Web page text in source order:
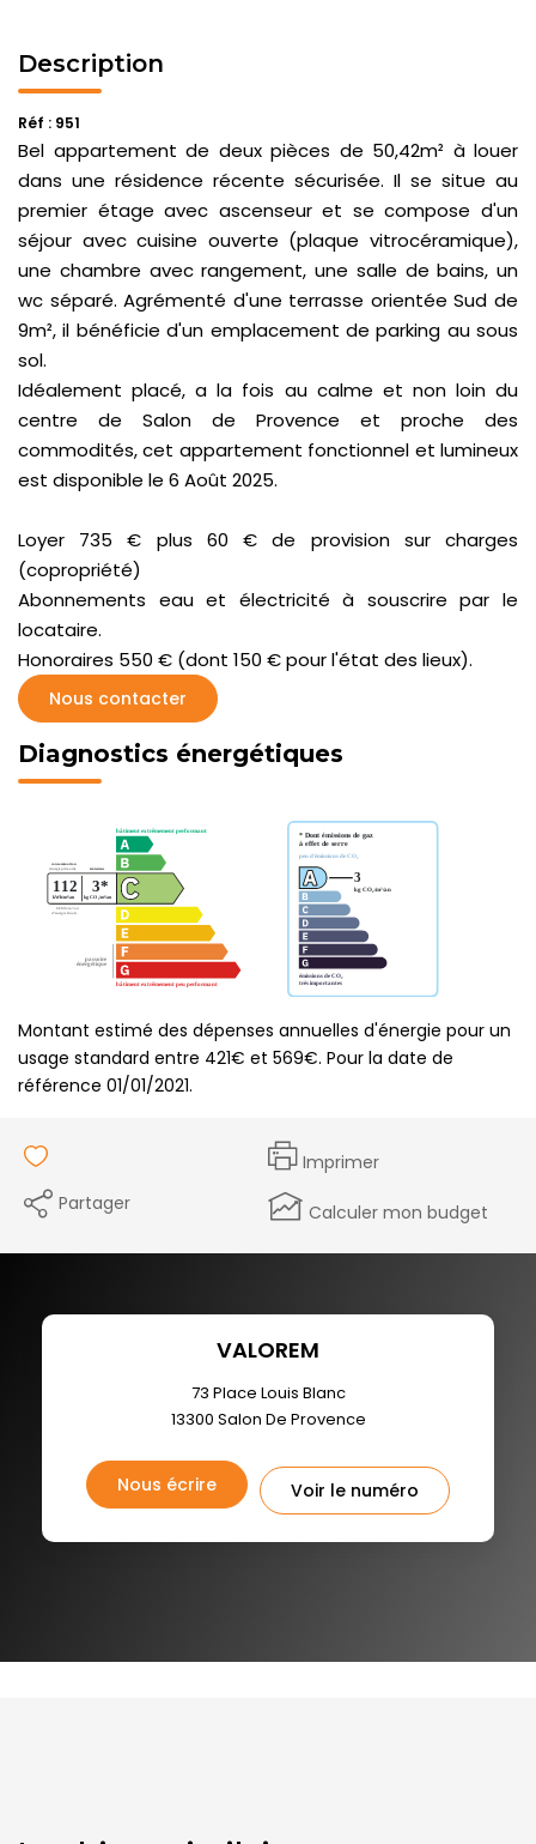
Description
Réf : 951
Bel appartement de deux pièces de 50,42m² à louer
dans une résidence récente sécurisée. Il se situe au
premier étage avec ascenseur et se compose d'un
séjour avec cuisine ouverte (plaque vitrocéramique),
une chambre avec rangement, une salle de bains, un
wc séparé. Agrémenté d'une terrasse orientée Sud de
9m², il bénéficie d'un emplacement de parking au sous
sol.
Idéalement placé, a la fois au calme et non loin du
centre de Salon de Provence et proche des
commodités, cet appartement fonctionnel et lumineux
est disponible le 6 Août 2025.
Loyer 735 € plus 60 € de provision sur charges
(copropriété)
Abonnements eau et électricité à souscrire par le
locataire.
Honoraires 550 € (dont 150 € pour l'état des lieux).
Nous contacter
Diagnostics énergétiques
Montant estimé des dépenses annuelles d'énergie pour un
usage standard entre 421€ et 569€. Pour la date de
référence 01/01/2021.
Imprimer
Partager
Calculer mon budget
VALOREM
73 Place Louis Blanc
13300 Salon De Provence
Nous écrire Voir le numéro